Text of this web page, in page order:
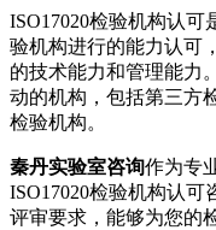
ISO17020检验机构认可
验机构进行的能力认可
的技术能力和管理能力
动的机构，包括第三方
检验机构。
秦丹实验室咨询作为专
ISO17020检验机构认
评审要求，能够为您的